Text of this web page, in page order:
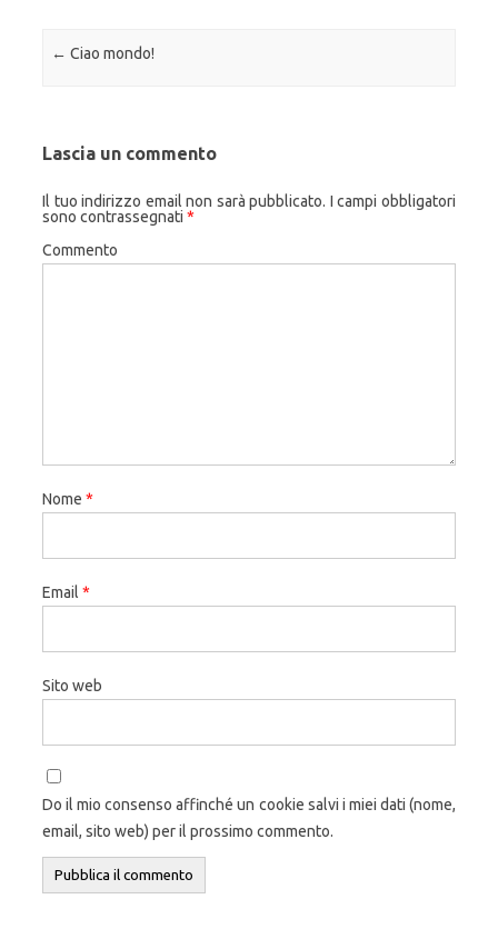
Navigazione articolo
← Ciao mondo!
Lascia un commento
Il tuo indirizzo email non sarà pubblicato. I campi obbligatori
sono contrassegnati *
Commento
Nome *
Email *
Sito web
Do il mio consenso affinché un cookie salvi i miei dati (nome,
email, sito web) per il prossimo commento.